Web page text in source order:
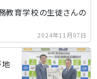
教育学校の生徒さんの
2024年11月07日